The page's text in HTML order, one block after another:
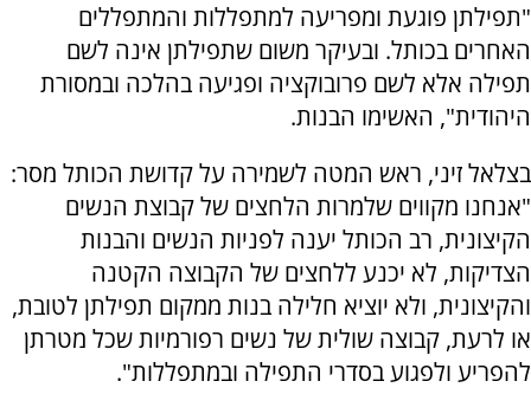
"תפילתן פוגעת ומפריעה למתפללות והמתפללים
האחרים בכותל. ובעיקר משום שתפילתן אינה לשם
תפילה אלא לשם פרובוקציה ופגיעה בהלכה ובמסורת
היהודית", האשימו הבנות.
בצלאל זיני, ראש המטה לשמירה על קדושת הכותל מסר:
"אנחנו מקווים שלמרות הלחצים של קבוצת הנשים
הקיצונית, רב הכותל יענה לפניות הנשים והבנות
הצדיקות, לא יכנע ללחצים של הקבוצה הקטנה
והקיצונית, ולא יוציא חלילה בנות ממקום תפילתן לטובת,
או לרעת, קבוצה שולית של נשים רפורמיות שכל מטרתן
להפריע ולפגוע בסדרי התפילה ובמתפללות".